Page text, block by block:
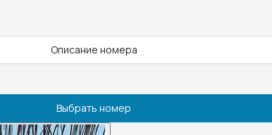
Описание номера
Выбрать номер